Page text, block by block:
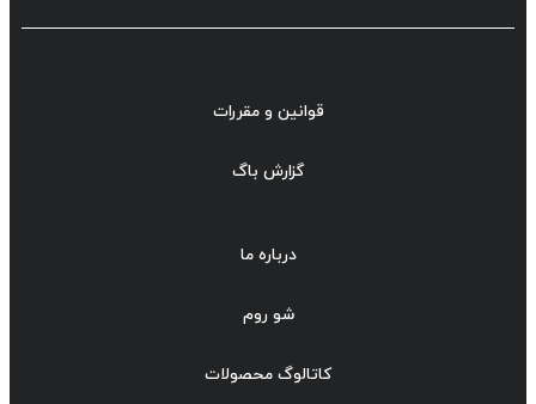
قوانین و مقررات
گزارش باگ
درباره ما
شو روم
کاتالوگ محصولات